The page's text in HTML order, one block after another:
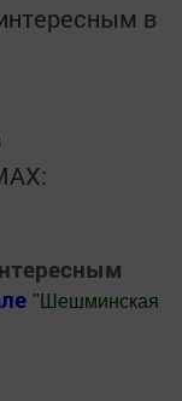
в
" Шешминская